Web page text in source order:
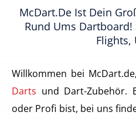
McDart.de Ist Dein
Rund Ums
Flights,
Willkommen bei
Darts und Dart-Zubehör.
oder Profi bist, bei uns